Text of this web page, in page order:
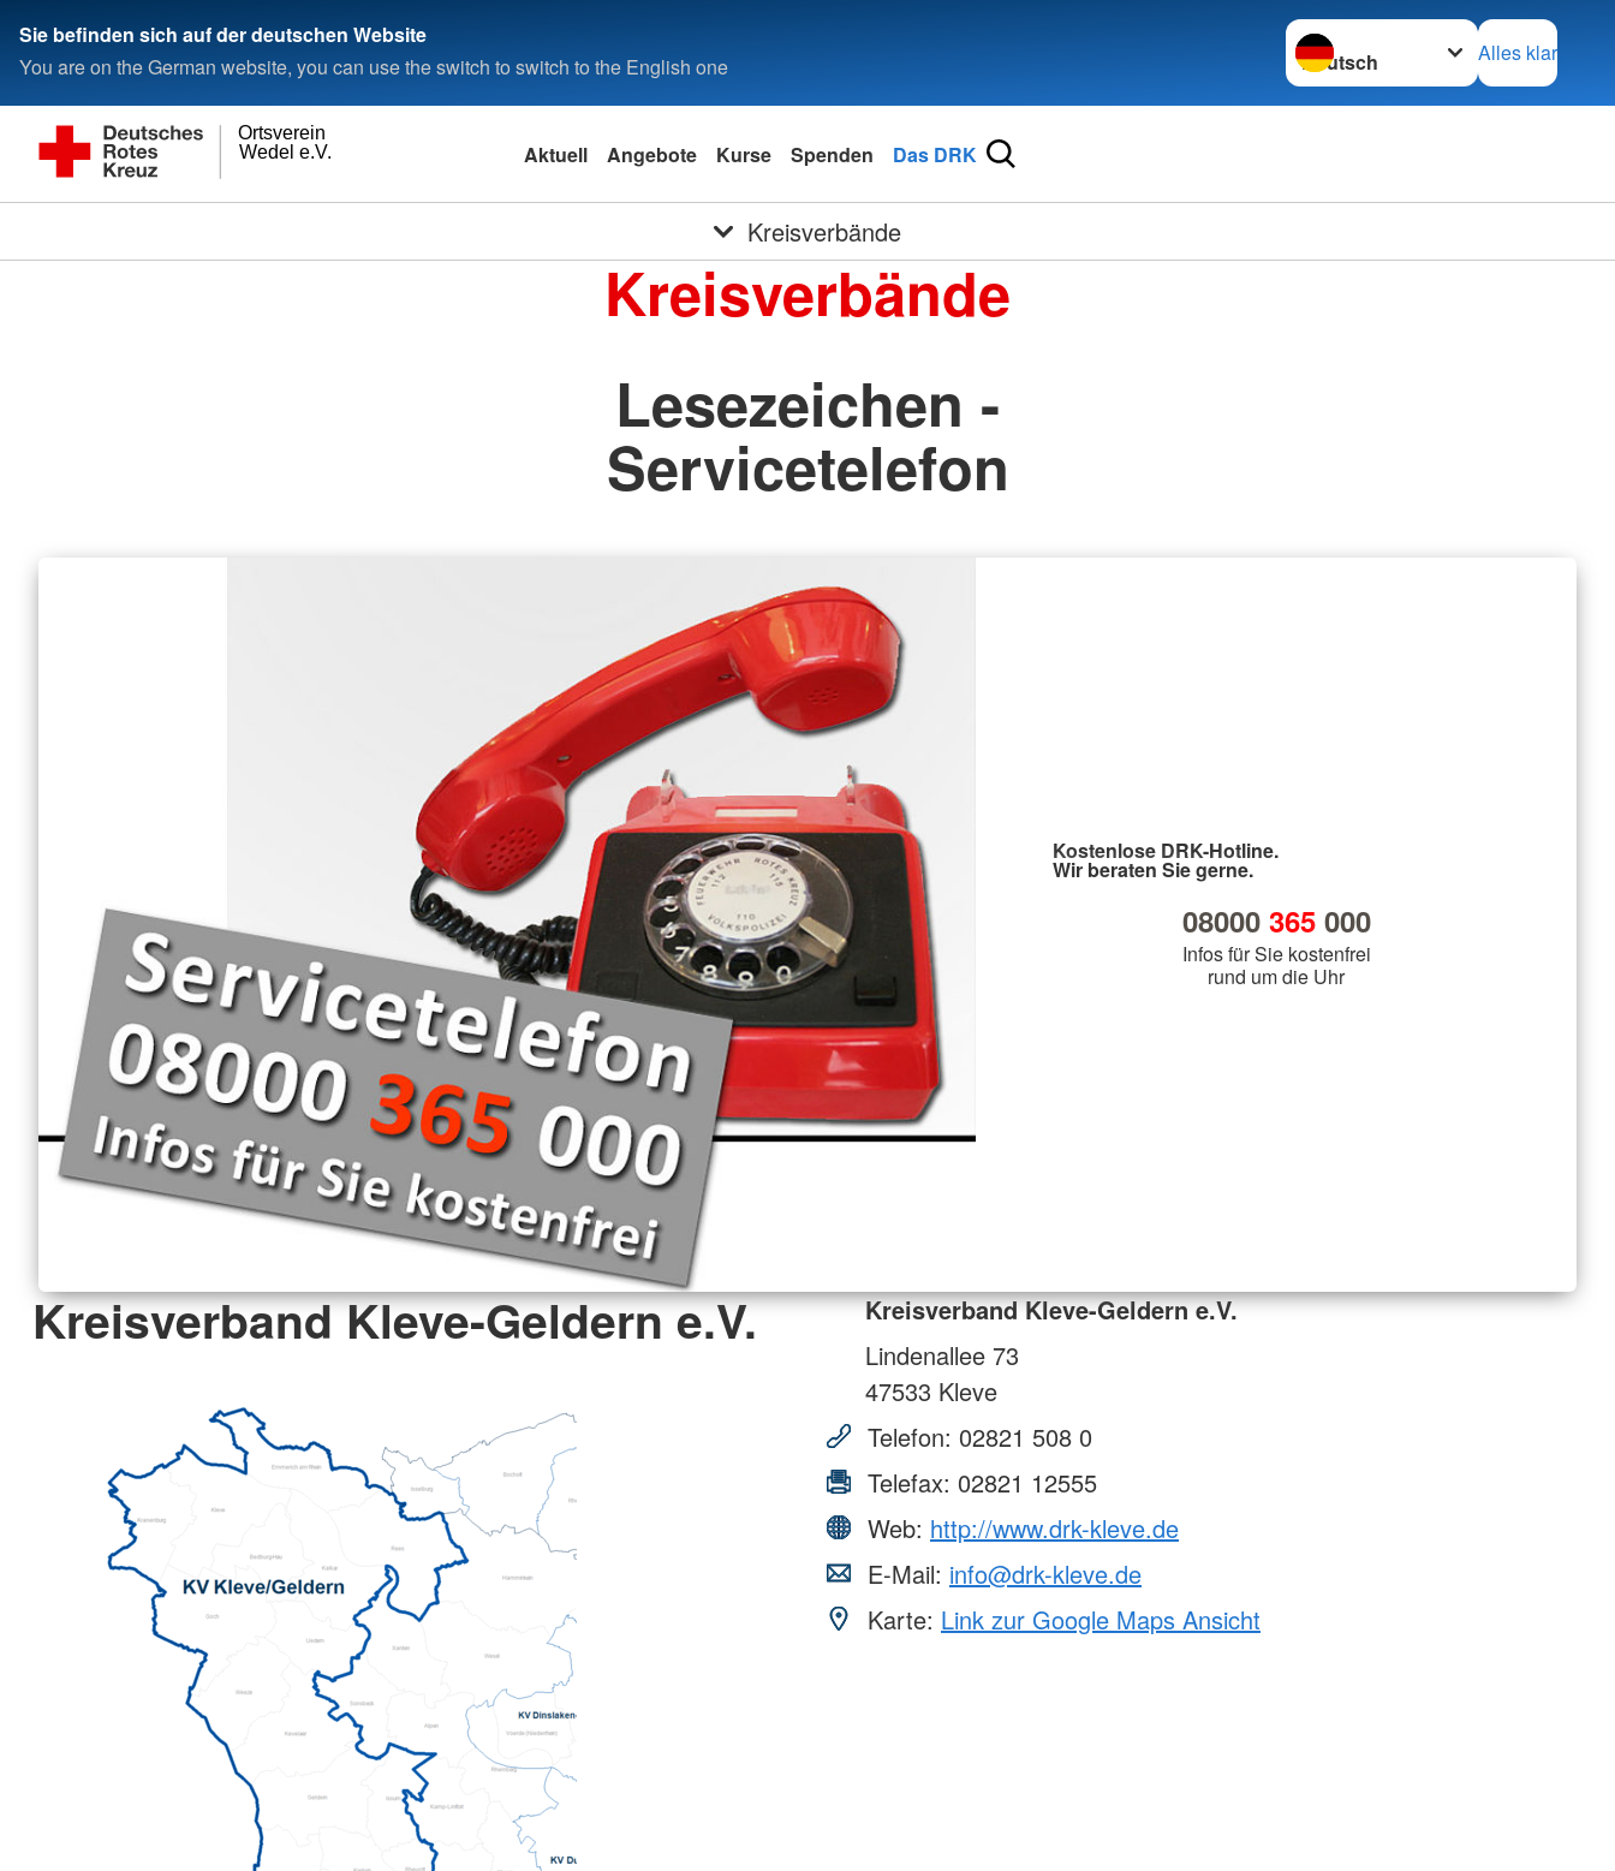
Sie befinden sich auf der deutschen Website
You are on the German website, you can use the switch to switch to the English one
Sprache wechseln zu
Alles klar
Wedel e.V.
Ortsverein
Aktuell Angebote Kurse Spenden Das DRK
Kreisverbände
Kreisverbände
Lesezeichen -
Servicetelefon
Kostenlose DRK-Hotline.
Wir beraten Sie gerne.
08000 365000
Infos für Sie kostenfrei
rund um die Uhr
Kreisverband Kleve-Geldern e.V.
Kreisverband Kleve-Geldern e.V.
Lindenallee 73
47533 Kleve
Telefon: 02821 508 0
Telefax: 02821 12555
Web: http://www.drk-kleve.de
E-Mail: info@drk-kleve.de
Karte: Link zur Google Maps Ansicht